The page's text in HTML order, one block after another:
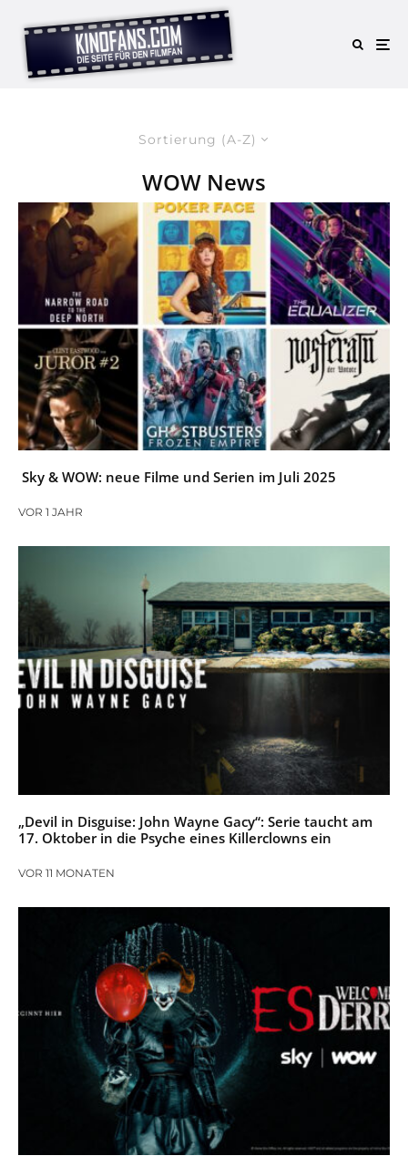
Sortierung (A-Z)
WOW News
Sky & WOW: neue Filme und Serien im Juli 2025
VOR 1 JAHR
„Devil in Disguise: John Wayne Gacy“: Serie taucht am
17. Oktober in die Psyche eines Killerclowns ein
VOR 11 MONATEN